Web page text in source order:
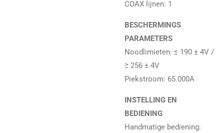
COAX lijnen: 1
BESCHERMINGS
PARAMETERS
Noodlimieten: ≤ 190 ± 4V /
≥ 256 ± 4V
Piekstroom: 65.000A
INSTELLING EN
BEDIENING
Handmatige bediening: